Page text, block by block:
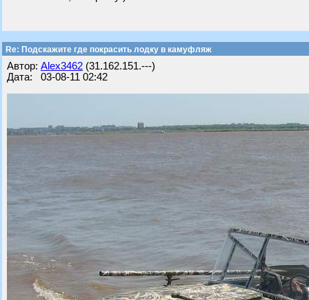
Re: Подскажите где покрасить лодку в камуфляж
Автор: Alex3462 (31.162.151.---)
Дата: 03-08-11 02:42